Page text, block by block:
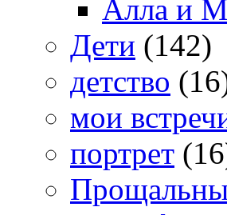
Алла и
Дети (142)
детство
мои
портрет